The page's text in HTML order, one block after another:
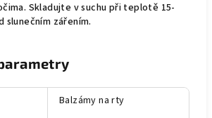
Skladujte v suchu při teplotě 15-
slunečním zářením.
Balzámy na rty